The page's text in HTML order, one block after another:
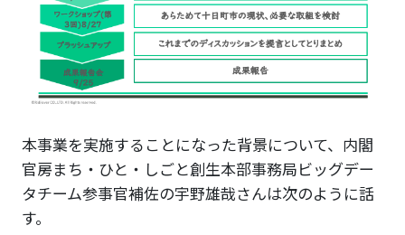
本事業を実施することになった背景について、内閣
官房まち・ひと・しごと創生本部事務局ビッグデー
タチーム参事官補佐の宇野雄哉さんは次のように話
す。